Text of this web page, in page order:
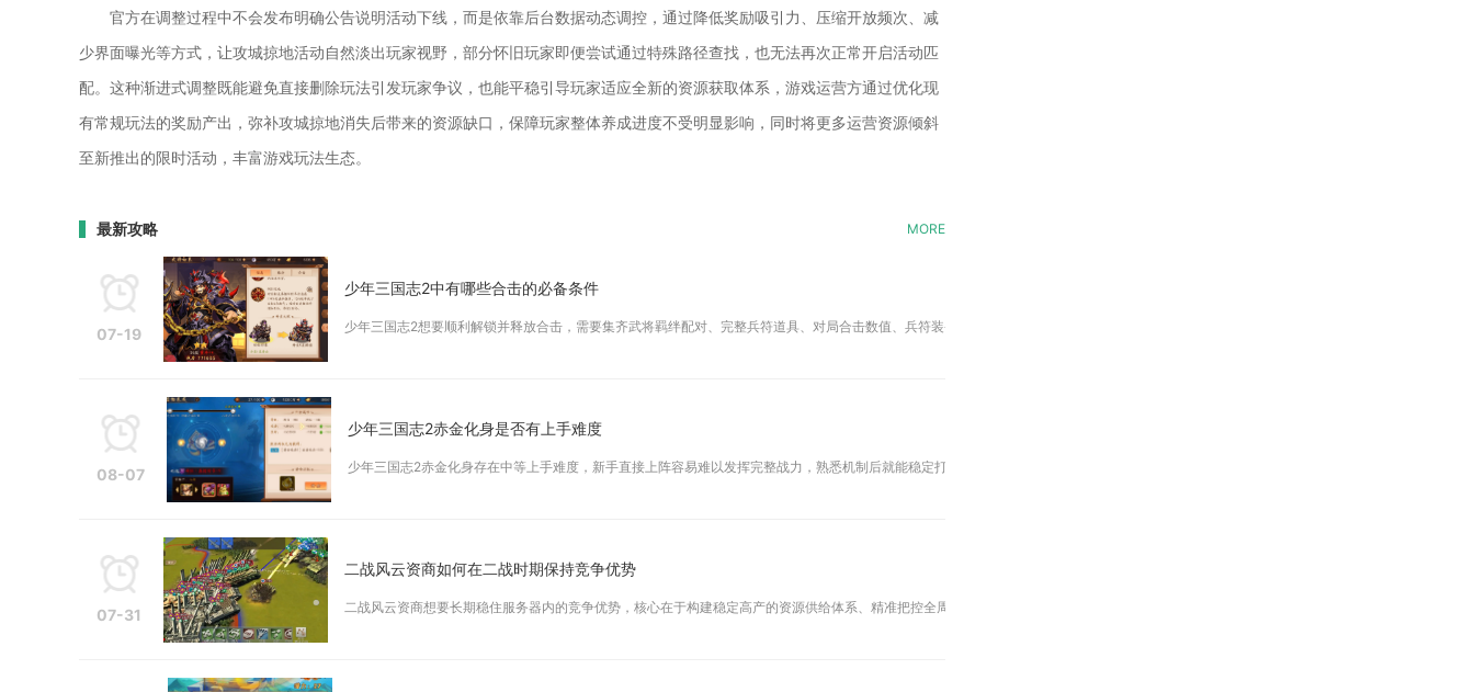
官方在调整过程中不会发布明确公告说明活动下线，而是依靠后台数据动态调控，通过降低奖励吸引力、压缩开放频次、减
少界面曝光等方式，让攻城掠地活动自然淡出玩家视野，部分怀旧玩家即便尝试通过特殊路径查找，也无法再次正常开启活动匹
配。这种渐进式调整既能避免直接删除玩法引发玩家争议，也能平稳引导玩家适应全新的资源获取体系，游戏运营方通过优化现
有常规玩法的奖励产出，弥补攻城掠地消失后带来的资源缺口，保障玩家整体养成进度不受明显影响，同时将更多运营资源倾斜
至新推出的限时活动，丰富游戏玩法生态。
最新攻略 MORE
07-19
少年三国志2中有哪些合击的必备条件
少年三国志2想要顺利解锁并释放合击，需要集齐武将羁绊配对、完整兵符道具、对局合击数值、兵符装备栏配置四项核心必备条件，任...
08-07
少年三国志2赤金化身是否有上手难度
少年三国志2赤金化身存在中等上手难度，新手直接上阵容易难以发挥完整战力，熟悉机制后就能稳定打出预期效果。赤金化身不同于低...
07-31
二战风云资商如何在二战时期保持竞争优势
二战风云资商想要长期稳住服务器内的竞争优势，核心在于构建稳定高产的资源供给体系、精准把控全周期物价波动、搭建安全高效的交...